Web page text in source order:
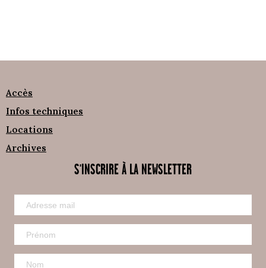
Accès
Infos techniques
Locations
Archives
S'INSCRIRE À LA NEWSLETTER